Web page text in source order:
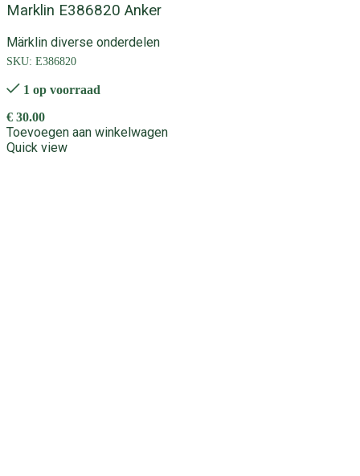
Marklin E386820 Anker
Märklin diverse onderdelen
SKU: E386820
1 op voorraad
€ 30.00
Toevoegen aan winkelwagen
Quick view